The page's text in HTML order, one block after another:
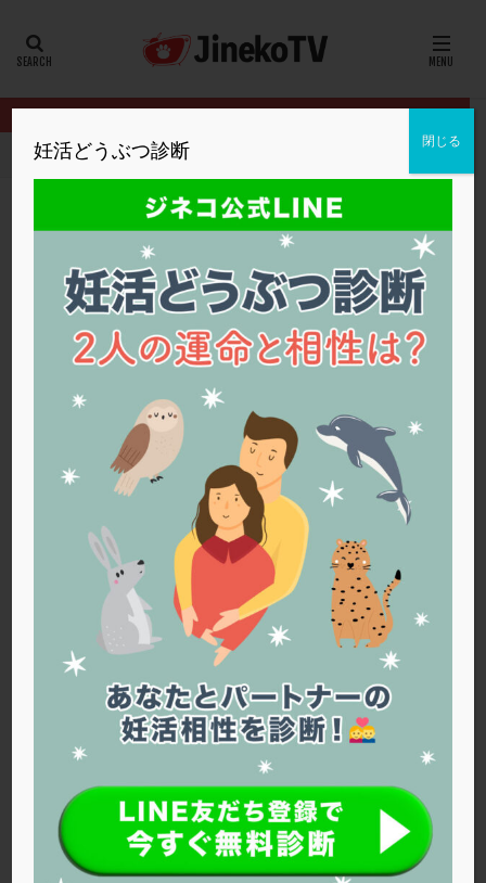
HOME クリニック別
ピックアップ障害の原因は？
ファティリティクリニック東京
タイミング法,ピックアップ障害
ファティリティクリニック東京
あやなさん（30歳） ■治療ステージ：通院
にてタイミング法 ■妊活歴：半年～1年 ■
精液所見：問題なし
妊活どうぶつ診断 閉じる
2個移植
3個移植 40代 AID
AMH
ART BMI CD138 DC胚
DFI
DHEA
E2 EMMA
EndomeTRIO検査
ERA
ERA検査 ERPeak FSH
FST
FTカテーテル
hCG IMSI
L-カルニチン
LH
LUF MD-TESE MRワクチン
MTHFR
NIPT
NK活性 NK細胞
PCOS PCOS，妊活クイズ
PCPS
PFC-FD療法
PGT-A PICSI
PPOS法
SEET法 SLE
TESE
Th検査
TORIO検査 TRIO検査
アシストハッチング
アスピリン
アンタゴニスト法
アンチエイジング
インスリン抵抗性
イントラリピッド
ウトロゲスタン
エコー
エストラーナテープ
エストロゲン
オビドレル
おりもの
カウフマン療法
カウンセリング
ガニレスト
カバサール
カフェイン
カルシウムイオノファ
カンジタ
クリニック選び
グレード
クロミッド
クロミフェン
ゴナールエフ
コロナウイルス
コロナワクチン
サウナ サプリ
サプリメント